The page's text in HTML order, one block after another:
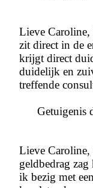
Lieve Caroline,
zit direct in de
krijgt direct
duidelijk en
treffende
Getuigenis
Lieve Caroline,
geldbedrag
ik bezig met